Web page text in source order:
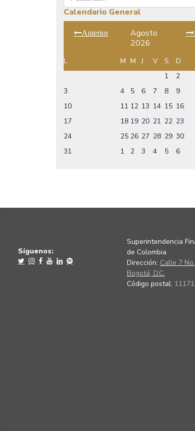
Calendario General
Anterior
Agosto
2026
L M M J V S
D
1
2
3
4 5 6 7 8
9
10
11 12 13 14 15 16
17
18 19 20 21 22 23
24
25 26 27 28 29 30
31
1 2 3 4 5 6
Síguenos:
Superintendencia
de Colombia
Dirección: Calle 7
Bogotá, D.C.
Código postal: